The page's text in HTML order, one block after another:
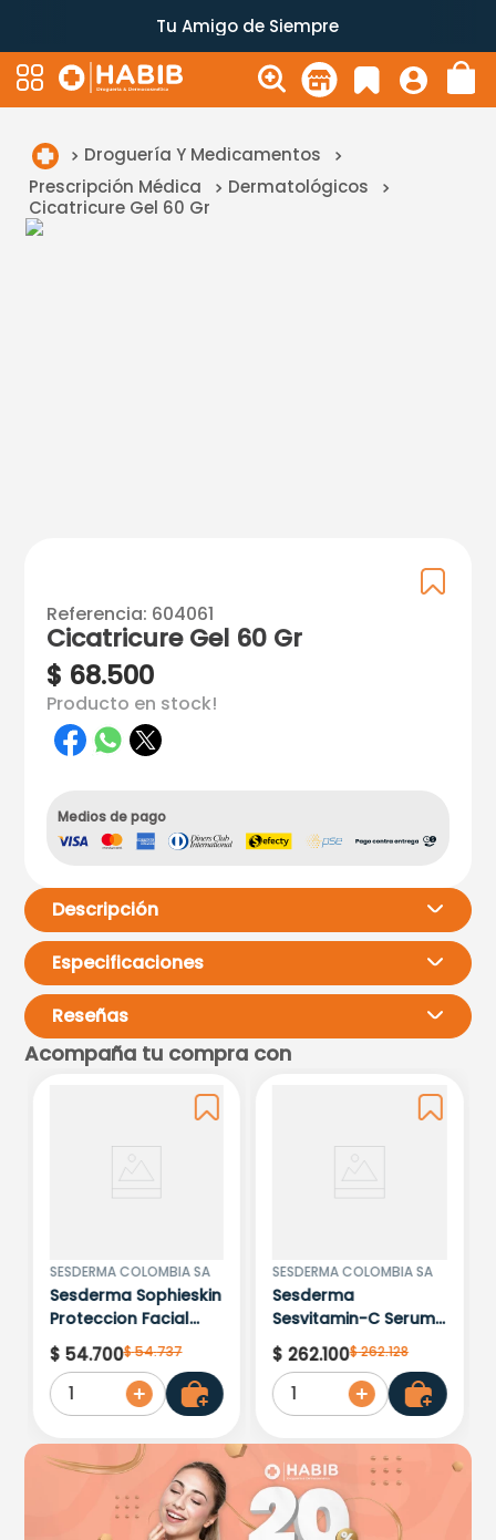
Tu Amigo de Siempre
Droguería Y Medicamentos
Prescripción Médica
Dermatológicos
Cicatricure Gel 60 Gr
Referencia: 604061
Cicatricure Gel 60 Gr
$ 68.500
Producto en stock!
Medios de pago
Descripción
Especificaciones
Reseñas
Por favor, inicia sesión para
Acompaña tu compra con
SESDERMA COLOMBIA SA
Sesderma Sophieskin
Proteccion Facial
Kids Hypoallergenic
Spf 500 Moisturising
$ 54.700$54.737
1
SESDERMA COLOMBIA SA
Sesderma
Sesvitamin-C Serum
Liposomado x 30ml
$ 262.100$262.128
1